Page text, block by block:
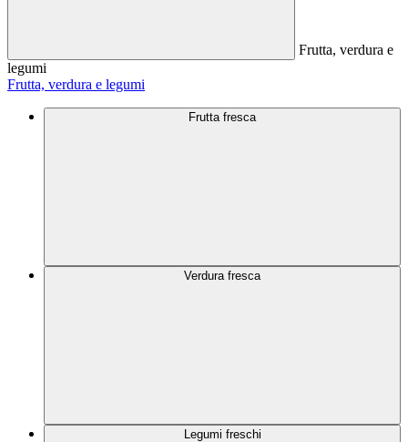
Frutta, verdura e
legumi
Frutta, verdura e legumi
Frutta fresca
Verdura fresca
Legumi freschi